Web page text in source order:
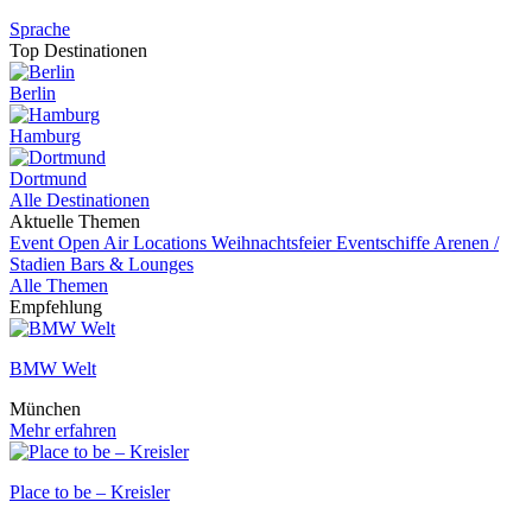
Sprache
Top Destinationen
Berlin
Hamburg
Dortmund
Alle Destinationen
Aktuelle Themen
Event Open Air Locations WeihnachtsfeierEventschiffe Arenen /
Stadien Bars & Lounges
Alle Themen
Empfehlung
BMW Welt
München
Mehr erfahren
Place to be – Kreisler